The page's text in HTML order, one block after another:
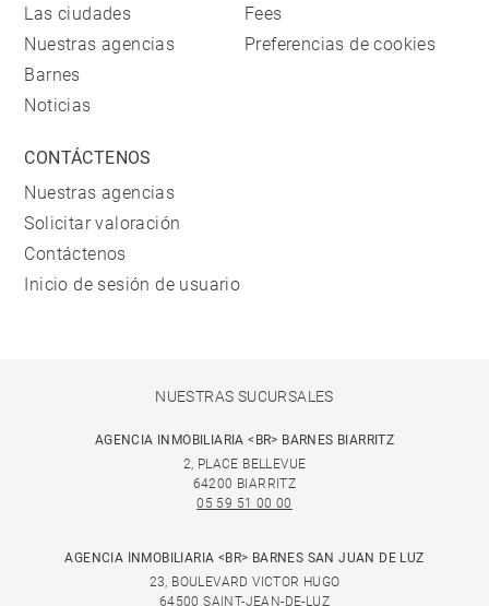
Las ciudades
Nuestras agencias
Barnes
Noticias
Fees
Preferencias de cookies
CONTÁCTENOS
Nuestras agencias
Solicitar valoración
Contáctenos
Inicio de sesión de usuario
NUESTRAS SUCURSALES
AGENCIA INMOBILIARIA <BR> BARNES BIARRITZ
2, PLACE BELLEVUE
64200 BIARRITZ
05 59 51 00 00
AGENCIA INMOBILIARIA <BR> BARNES SAN JUAN DE LUZ
23, BOULEVARD VICTOR HUGO
64500 SAINT-JEAN-DE-LUZ